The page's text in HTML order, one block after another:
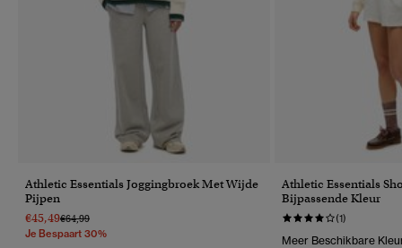
Athletic Essentials Joggingbroek Met Wijde
Pijpen
€45,49Prijs Verlaagd Van
€64,99Naar
Je Bespaart 30%
Athletic Essentials
Bijpassende Kleur
(1)
Meer Beschikbare